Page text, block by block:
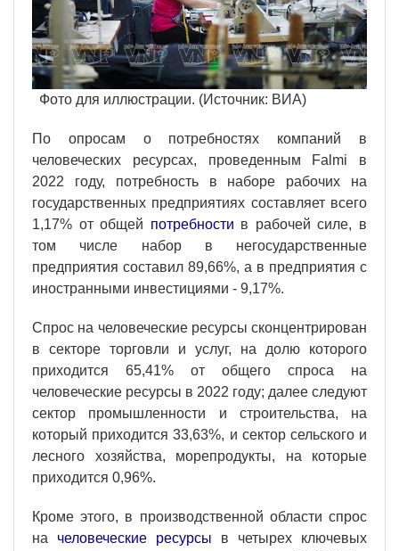
Фото для иллюстрации. (Источник: ВИА)
По опросам о потребностях компаний в
человеческих ресурсах, проведенным Falmi в
2022 году, потребность в наборе рабочих на
государственных предприятиях составляет всего
1,17% от общей потребности в рабочей силе, в
том числе набор в негосударственные
предприятия составил 89,66%, а в предприятия с
иностранными инвестициями - 9,17%.
Спрос на человеческие ресурсы сконцентрирован
в секторе торговли и услуг, на долю которого
приходится 65,41% от общего спроса на
человеческие ресурсы в 2022 году; далее следуют
сектор промышленности и строительства, на
который приходится 33,63%, и сектор сельского и
лесного хозяйства, морепродукты, на которые
приходится 0,96%.
Кроме этого, в производственной области спрос
на человеческие ресурсы в четырех ключевых